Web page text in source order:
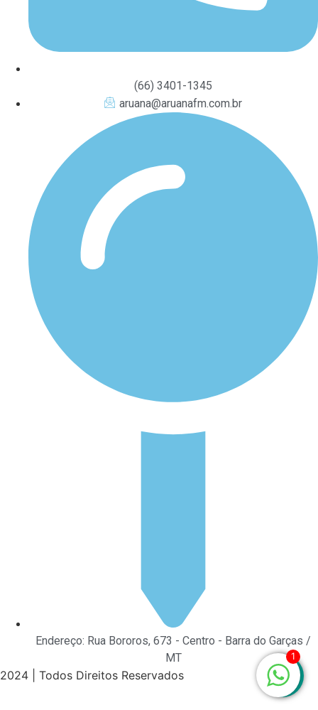
(66) 3401-1345
aruana@aruanafm.com.br
Endereço: Rua Bororos, 673 - Centro - Barra do Garças /
MT
2024 | Todos Direitos Reservados
1